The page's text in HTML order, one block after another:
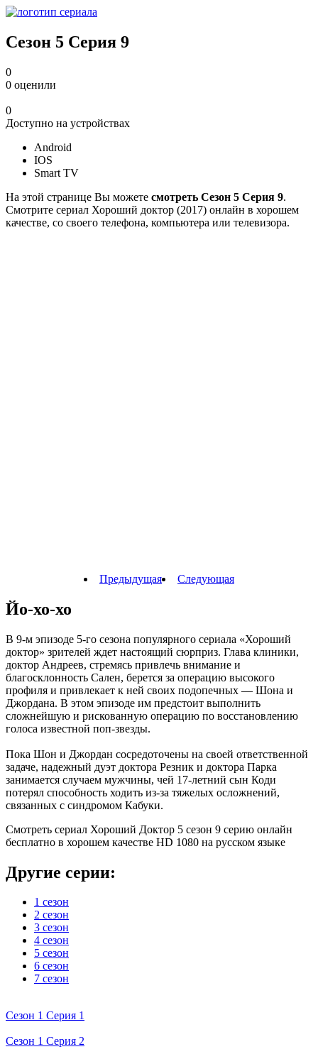
Сезон 5 Серия 9
0
0 оценили
0
Доступно на устройствах
Android
IOS
Smart TV
На этой странице Вы можете смотреть Сезон 5 Серия 9.
Смотрите сериал Хороший доктор (2017) онлайн в хорошем
качестве, со своего телефона, компьютера или телевизора.
Предыдущая Следующая
Йо-хо-хо
В 9-м эпизоде 5-го сезона популярного сериала «Хороший
доктор» зрителей ждет настоящий сюрприз. Глава клиники,
доктор Андреев, стремясь привлечь внимание и
благосклонность Сален, берется за операцию высокого
профиля и привлекает к ней своих подопечных — Шона и
Джордана. В этом эпизоде им предстоит выполнить
сложнейшую и рискованную операцию по восстановлению
голоса известной поп-звезды.
Пока Шон и Джордан сосредоточены на своей ответственной
задаче, надежный дуэт доктора Резник и доктора Парка
занимается случаем мужчины, чей 17-летний сын Коди
потерял способность ходить из-за тяжелых осложнений,
связанных с синдромом Кабуки.
Смотреть сериал Хороший Доктор 5 сезон 9 серию онлайн
бесплатно в хорошем качестве HD 1080 на русском языке
Другие серии:
1 сезон
2 сезон
3 сезон
4 сезон
5 сезон
6 сезон
7 сезон
Сезон 1 Серия 1
Сезон 1 Серия 2